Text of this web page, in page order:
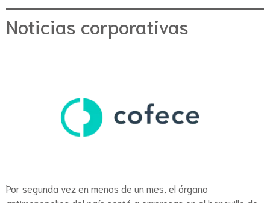
Noticias corporativas
Por segunda vez en menos de un mes, el órgano